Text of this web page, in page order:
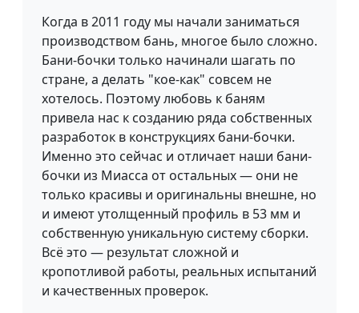
Когда в 2011 году мы начали заниматься
производством бань, многое было сложно.
Бани-бочки только начинали шагать по
стране, а делать "кое-как" совсем не
хотелось. Поэтому любовь к баням
привела нас к созданию ряда собственных
разработок в конструкциях бани-бочки.
Именно это сейчас и отличает наши бани-
бочки из Миасса от остальных — они не
только красивы и оригинальны внешне, но
и имеют утолщенный профиль в 53 мм и
собственную уникальную систему сборки.
Всё это — результат сложной и
кропотливой работы, реальных испытаний
и качественных проверок.